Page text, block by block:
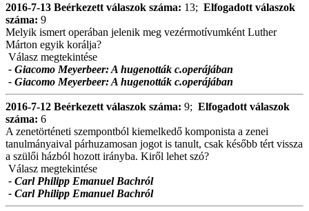
2016-7-13 Beérkezett válaszok száma: 13; Elfogadott válaszok
száma: 9
Melyik ismert operában jelenik meg vezérmotívumként Luther
Márton egyik korálja?
Válasz megtekintése
- Giacomo Meyerbeer: A hugenották c.operájában
- Giacomo Meyerbeer: A hugenották c.operájában
2016-7-12 Beérkezett válaszok száma: 9; Elfogadott válaszok
száma: 6
A zenetörténeti szempontból kiemelkedő komponista a zenei
tanulmányaival párhuzamosan jogot is tanult, csak később tért vissza
a szülői házból hozott irányba. Kiről lehet szó?
Válasz megtekintése
- Carl Philipp Emanuel Bachról
- Carl Philipp Emanuel Bachról